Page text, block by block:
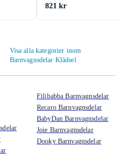
821 kr
Visa alla kategorier inom
Barnvagnsdelar Klädsel
Filibabba Barnvagnsdelar
Recaro Barnvagnsdelar
BabyDan Barnvagnsdelar
Joie Barnvagnsdelar
Dooky Barnvagnsdelar